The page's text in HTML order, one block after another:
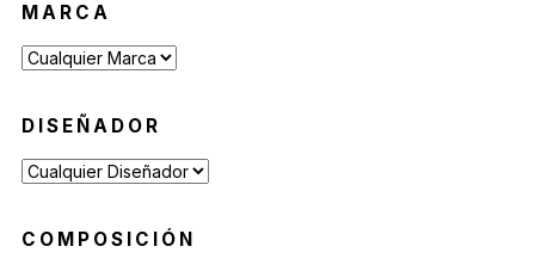
Reposeras
Mesas de Exterior
Mesas Altas
MARCA
DISEÑADOR
COMPOSICIÓN